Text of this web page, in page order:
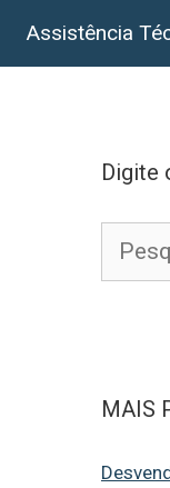
Assistência
Digite
por:
MAIS